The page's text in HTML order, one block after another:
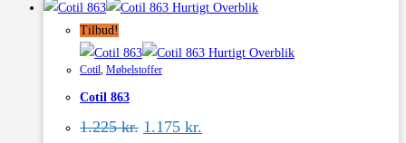
har
varianter.
vælges
Hurtigt Overblik
Tilbud!
Hurtigt Overblik
Cotil, Møbelstoffer
Cotil 863
1.225kr. Den
1.175 kr.